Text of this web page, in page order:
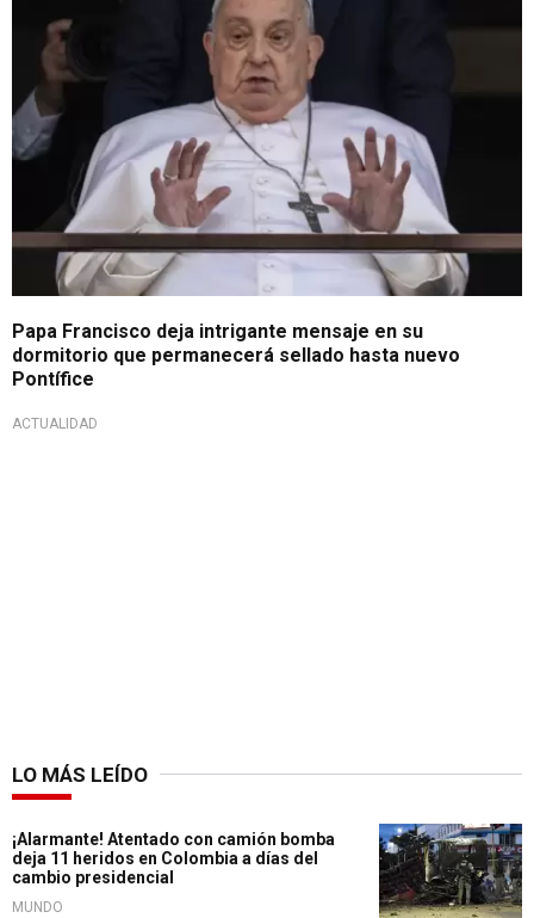
Papa Francisco deja intrigante mensaje en su
dormitorio que permanecerá sellado hasta nuevo
Pontífice
ACTUALIDAD
LO MÁS LEÍDO
¡Alarmante! Atentado con camión bomba
deja 11 heridos en Colombia a días del
cambio presidencial
MUNDO